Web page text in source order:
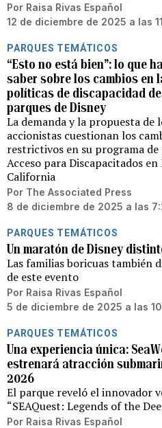
Por Raisa Rivas Español
12 de diciembre de 2025 a las
PARQUES TEMÁTICOS
“Esto no está bien”: lo que
saber sobre los cambios en
políticas de discapacidad
parques de Disney
La demanda y la propuesta de
accionistas cuestionan los
restrictivos en su programa de
Acceso para Discapacitados
California
Por The Associated Press
8 de diciembre de 2025 a las
PARQUES TEMÁTICOS
Un maratón de Disney
Las familias boricuas también
de este evento
Por Raisa Rivas Español
5 de diciembre de 2025 a las
PARQUES TEMÁTICOS
Una experiencia única:
estrenará atracción
2026
El parque reveló el innovador
“SEAQuest: Legends of the
Por Raisa Rivas Español